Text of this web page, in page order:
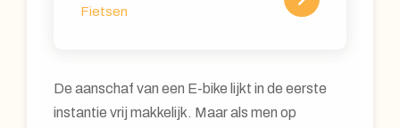
Fietsen
De aanschaf van een E-bike lijkt in de eerste
instantie vrij makkelijk. Maar als men op